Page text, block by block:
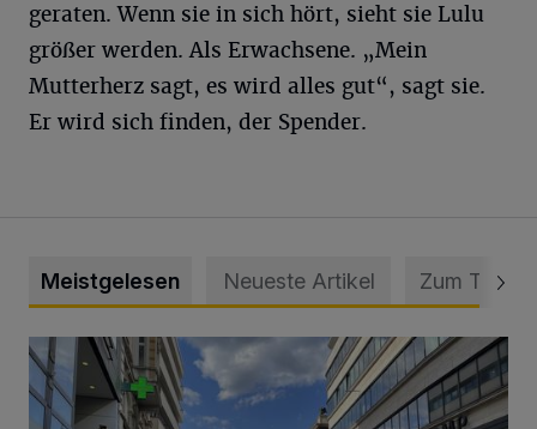
geraten. Wenn sie in sich hört, sieht sie Lulu
größer werden. Als Erwachsene. „Mein
Mutterherz sagt, es wird alles gut“, sagt sie.
Er wird sich finden, der Spender.
Meistgelesen Neueste Artikel Zum Thema
Ein Unzustand und Skandal